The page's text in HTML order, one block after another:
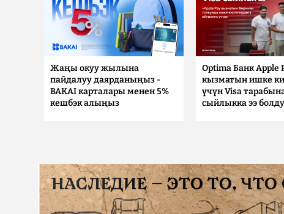
Жаңы окуу жылына
пайдалуу даярданыңыз -
BAKAI карталары менен 5%
кешбэк алыңыз
Optima Банк Apple
кызматын ишке
үчүн Visa
сыйлыкка ээ болду